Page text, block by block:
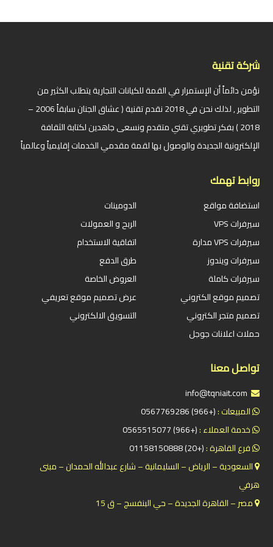
شركة تقنية
نؤمن دائماً أن الإستمرار في القمة للكيانات التجارية يتطلب الكثير من
التطوير , لذلك نحن في 2018 نقدم تقنية ( عشاق الجنان سابقاً 2006 –
2018 ) بفكر تطويري تقني متقدم ونسعى جاهدين لكتابة الثقافة
الإلكترونية الجديدة والوصول بها لقمة مقدمي الخدمات إقليمياً وعالمياً
روابط تهمك
استضافة مواقع
سيرفرات VPS
سيرفرات VPS مدارة
سيرفرات ويندوز
سيرفرات كاملة
تصميم موقع الكتروني
تصميم متجر الكتروني
حملات اعلانات جوجل
الدومينات
الربح و العمولات
اتفاقية الاستخدام
طرق الدفع
العروض الخاصة
عرض تصميم موقع تعريفي
التسويق الالكتروني
تواصل معنا
المبيعات :(+966) 0567769286
خدمة العملاء :(+966) 0565515077
فرع القاهرة :(+20) 01158150888
السعودية – الرياض – السليمانية – شارع عبدالله الحمدان – مبنى
هرفي
مصر – القاهرة الجديدة – حي البنفسج – ق 15